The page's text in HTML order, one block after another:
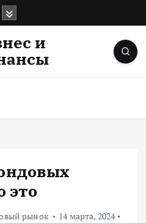
это
рынок
14 марта, 2024